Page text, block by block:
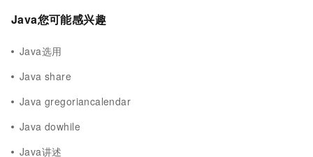
Java您可能感兴趣
Java选用
Java share
Java gregoriancalendar
Java dowhile
Java讲述